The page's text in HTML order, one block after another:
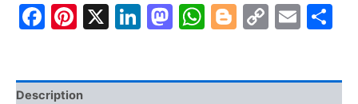
Facebook
Pinterest
X LinkedIn
Mastodon
WhatsApp
Blogger
Copy
Description